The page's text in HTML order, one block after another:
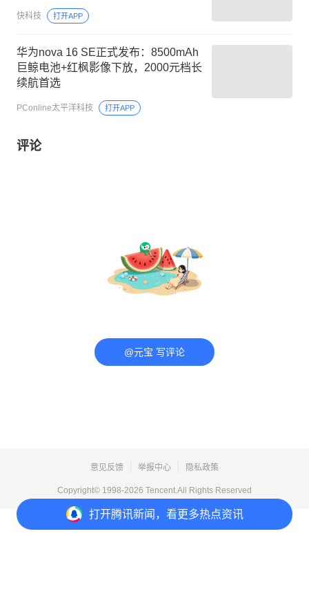
打开腾讯新闻，看更多热点资讯
快科技 打开APP
华为nova 16 SE正式发布：8500mAh
巨鲸电池+红枫影像下放，2000元档长
续航首选
PConline太平洋科技 打开APP
评论
@元宝 写评论
意见反馈 举报中心 隐私政策
Copyright© 1998-2026 Tencent.All Rights Reserved